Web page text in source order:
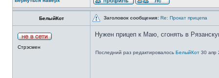
БелыйКот Заголовок сообщения: Re: Прокат прицепа
Стрэсмен
Нужен прицеп к Маю, сгонять в
Последний раз редактировалось БелыйКот 30 апр